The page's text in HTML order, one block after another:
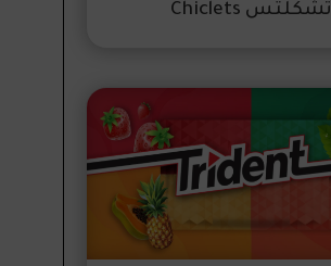
تشكلتس Chiclets